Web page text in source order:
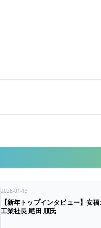
2026-01-13
【新年トップインタビュー】安
工業社長 尾田 順氏